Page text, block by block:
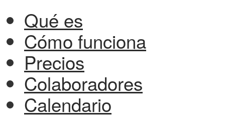
Qué es
Cómo funciona
Precios
Colaboradores
Calendario